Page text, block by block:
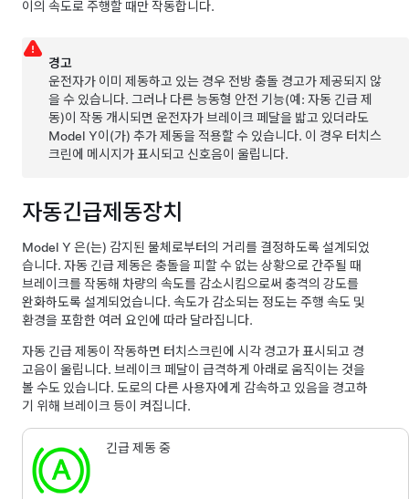
이의 속도로 주행할 때만 작동합니다.
경고
운전자가 이미 제동하고 있는 경우 전방 충돌 경고가 제공되지 않
을 수 있습니다. 그러나 다른 능동형 안전 기능(예: 자동 긴급 제
동)이 작동 개시되면 운전자가 브레이크 페달을 밟고 있더라도
Model Y이(가) 추가 제동을 적용할 수 있습니다. 이 경우 터치스
크린에 메시지가 표시되고 신호음이 울립니다.
자동긴급제동장치
Model Y 은(는) 감지된 물체로부터의 거리를 결정하도록 설계되었
습니다. 자동 긴급 제동은 충돌을 피할 수 없는 상황으로 간주될 때
브레이크를 작동해 차량의 속도를 감소시킴으로써 충격의 강도를
완화하도록 설계되었습니다. 속도가 감소되는 정도는 주행 속도 및
환경을 포함한 여러 요인에 따라 달라집니다.
자동 긴급 제동이 작동하면 터치스크린에 시각 경고가 표시되고 경
고음이 울립니다. 브레이크 페달이 급격하게 아래로 움직이는 것을
볼 수도 있습니다. 도로의 다른 사용자에게 감속하고 있음을 경고하
기 위해 브레이크 등이 켜집니다.
긴급 제동 중